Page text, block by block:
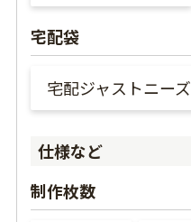
宅配袋
宅配ジャストニーズ
仕様など
制作枚数